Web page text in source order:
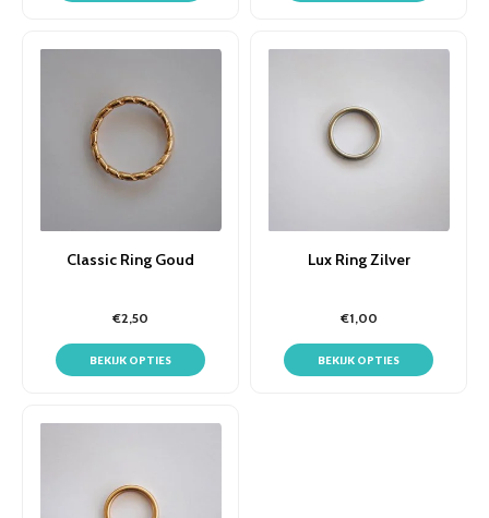
Classic Ring Goud
€2,50
BEKIJK OPTIES
Lux Ring Zilver
€1,00
BEKIJK OPTIES